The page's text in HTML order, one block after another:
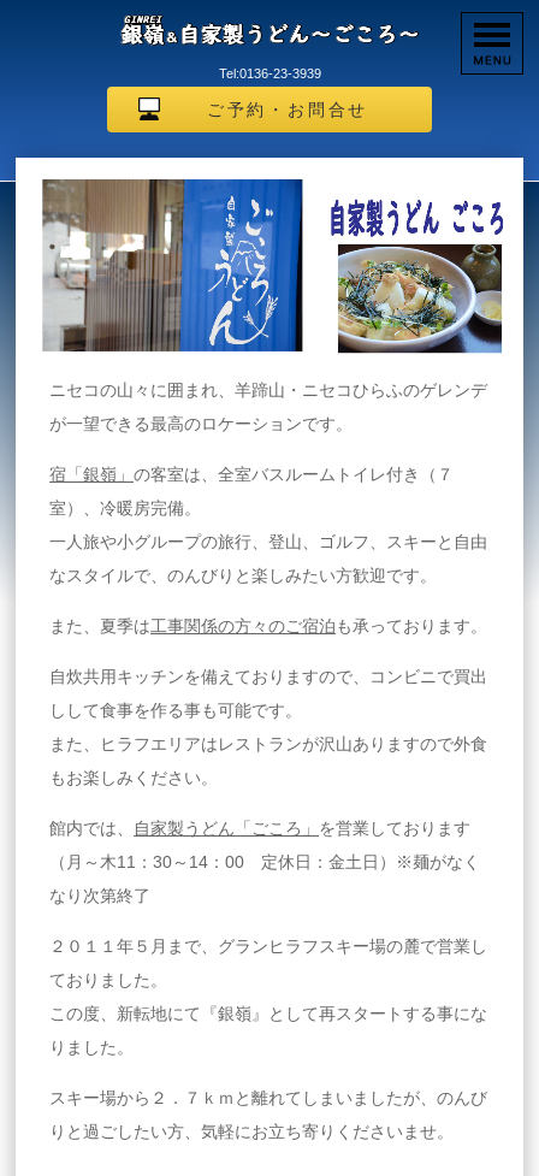
Tel:0136-23-3939
ご予約・お問合せ
ニセコの山々に囲まれ、羊蹄山・ニセコひらふのゲレンデ
が一望できる最高のロケーションです。
宿「銀嶺」の客室は、全室バスルームトイレ付き（７
室）、冷暖房完備。
一人旅や小グループの旅行、登山、ゴルフ、スキーと自由
なスタイルで、のんびりと楽しみたい方歓迎です。
また、夏季は工事関係の方々のご宿泊も承っております。
自炊共用キッチンを備えておりますので、コンビニで買出
しして食事を作る事も可能です。
また、ヒラフエリアはレストランが沢山ありますので外食
もお楽しみください。
館内では、 自家製うどん「ごころ」 を営業しております
（月～木11：30～14：00 定休日：金土日）※麺がなく
なり次第終了
２０１１年５月まで、グランヒラフスキー場の麓で営業し
ておりました。
この度、新転地にて『銀嶺』として再スタートする事にな
りました。
スキー場から２．７ｋｍと離れてしまいましたが、のんび
りと過ごしたい方、気軽にお立ち寄りくださいませ。